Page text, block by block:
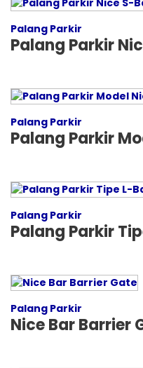
Palang Parkir
Palang Parkir
Palang Parkir
Palang Parkir
Palang Parkir
Palang Parkir
Palang Parkir
Nice Bar Barrier